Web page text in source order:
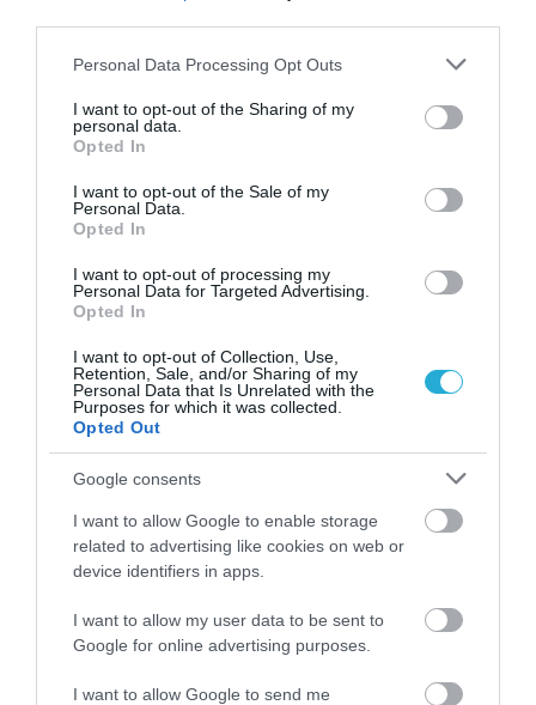
Please note that this website/app uses one or more Google
not limited to your visit or usage behaviour. You may click to
grant or deny consent to Google and its third-party tags to
use your data for below specified purposes in below Google
consent section.
Personal Data Processing Opt Outs
I want to opt-out of the Sharing of my
personal data.
Opted In
I want to opt-out of the Sale of my
Personal Data.
Opted In
I want to opt-out of processing my
Personal Data for Targeted Advertising.
Opted In
I want to opt-out of Collection, Use,
Retention, Sale, and/or Sharing of my
Personal Data that Is Unrelated with the
Purposes for which it was collected.
Opted Out
Google consents
I want to allow Google to enable storage
related to advertising like cookies on web or
device identifiers in apps.
I want to allow my user data to be sent to
Google for online advertising purposes.
I want to allow Google to send me
02.08.2026
Τρεις ελληνικές πόλεις στους κορυφαίους